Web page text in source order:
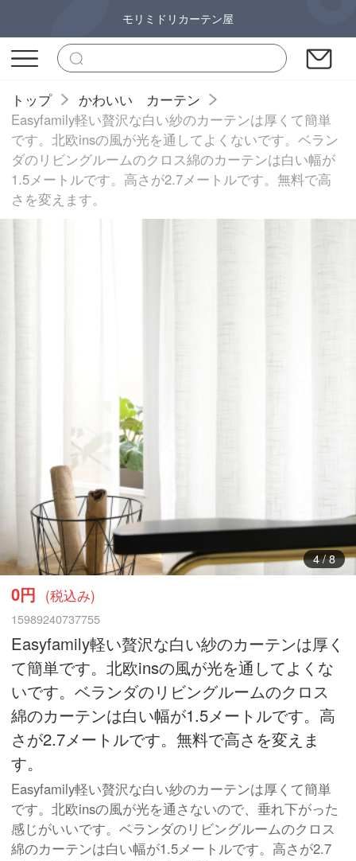
モリミドリカーテン屋
トップ
かわいい カーテン
Easyfamily軽い贅沢な白い紗のカーテンは厚くて簡単
です。北欧insの風が光を通してよくないです。ベラン
ダのリビングルームのクロス綿のカーテンは白い幅が
1.5メートルです。高さが2.7メートルです。無料で高
さを変えます。
5/8
0円 (税込み)
15989240737755
Easyfamily軽い贅沢な白い紗のカーテンは厚く
て簡単です。北欧insの風が光を通してよくな
いです。ベランダのリビングルームのクロス
綿のカーテンは白い幅が1.5メートルです。高
さが2.7メートルです。無料で高さを変えま
す。
Easyfamily軽い贅沢な白い紗のカーテンは厚くて簡単
です。北欧insの風が光を通さないので、垂れ下がった
感じがいいです。ベランダのリビングルームのクロス
綿のカーテンは白い幅が1.5メートルです。高さが2.7